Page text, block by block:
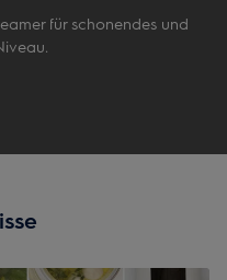
für schonendes und